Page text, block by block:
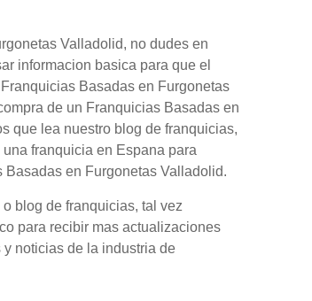
Valladolid, no dudes en
informacion basica para que el
Basadas en Furgonetas
de un Franquicias Basadas en
que lea nuestro blog de franquicias,
franquicia en Espana para
en Furgonetas Valladolid.
blog de franquicias, tal vez
para recibir mas actualizaciones
noticias de la industria de